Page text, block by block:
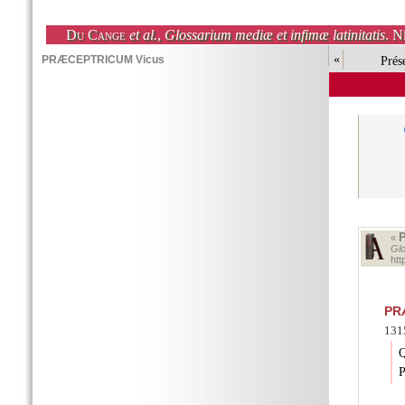
Du Cange et al., Glossarium mediæ et infimæ latinitatis.
«
«